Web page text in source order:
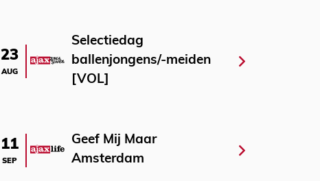
23
AUG
Selectiedag
ballenjongens/-meiden
[VOL]
11
SEP
Geef Mij Maar
Amsterdam